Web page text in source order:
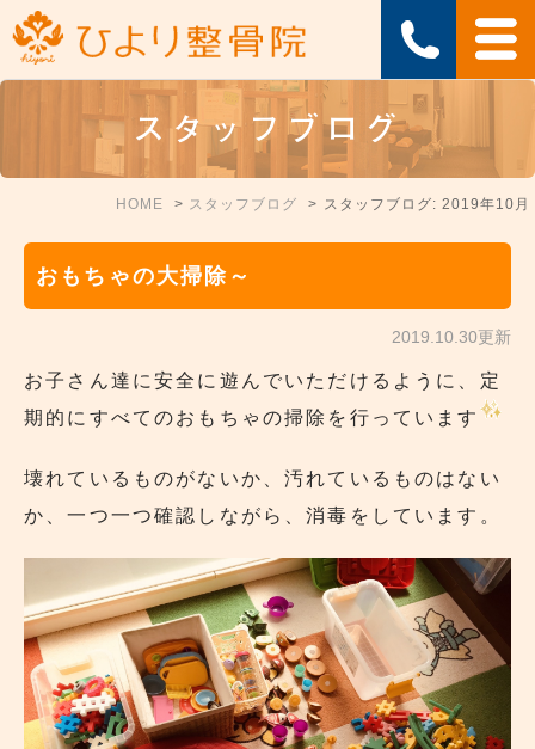
スタッフブログ
HOME スタッフブログ スタッフブログ: 2019年10月
おもちゃの大掃除～
2019.10.30更新
お子さん達に安全に遊んでいただけるように、定
期的にすべてのおもちゃの掃除を行っています
壊れているものがないか、汚れているものはない
か、一つ一つ確認しながら、消毒をしています。